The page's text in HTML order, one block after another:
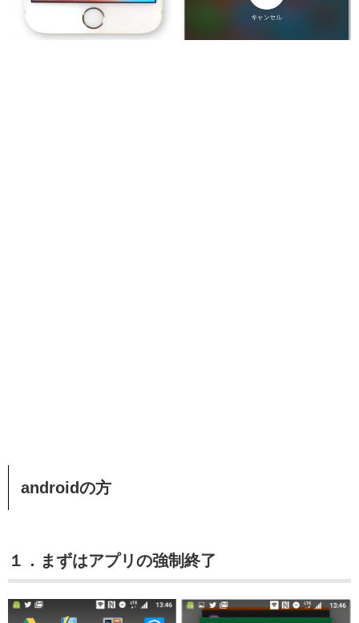
androidの方
１．まずはアプリの強制終了